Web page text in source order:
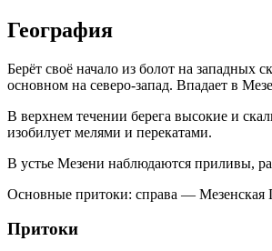
География
Берёт своё начало из болот на западных
основном на северо-запад. Впадает в
В верхнем течении берега высокие и
изобилует мелями и перекатами.
В устье Мезени наблюдаются приливы,
Основные притоки: справа —
Притоки